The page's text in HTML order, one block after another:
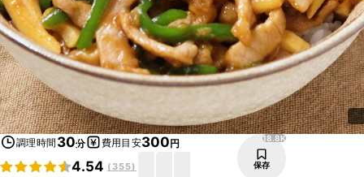
調理時間 30分 費用目安300円
4.54 ( 355)
18.8K
保存